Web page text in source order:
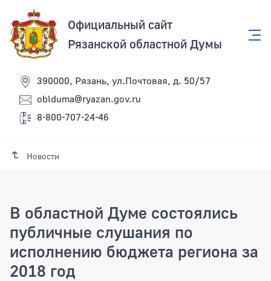
Официальный сайт
Рязанской областной Думы
390000, Рязань, ул.Почтовая, д. 50/57
oblduma@ryazan.gov.ru
8-800-707-24-46
Новости
В областной Думе состоялись
публичные слушания по
исполнению бюджета региона за
2018 год